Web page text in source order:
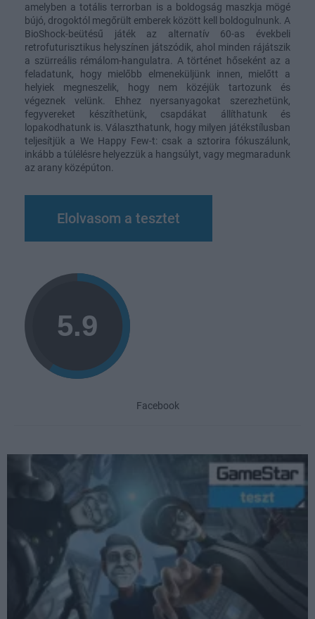
amelyben a totális terrorban is a boldogság maszkja mögé
bújó, drogoktól megőrült emberek között kell boldogulnunk. A
BioShock-beütésű játék az alternatív 60-as évekbeli
retrofuturisztikus helyszínen játszódik, ahol minden rájátszik
a szürreális rémálom-hangulatra. A történet hőseként az a
feladatunk, hogy mielőbb elmeneküljünk innen, mielőtt a
helyiek megneszelik, hogy nem közéjük tartozunk és
végeznek velünk. Ehhez nyersanyagokat szerezhetünk,
fegyvereket készíthetünk, csapdákat állíthatunk és
lopakodhatunk is. Választhatunk, hogy milyen játékstílusban
teljesítjük a We Happy Few-t: csak a sztorira fókuszálunk,
inkább a túlélésre helyezzük a hangsúlyt, vagy megmaradunk
az arany középúton.
Elolvasom a tesztet
Facebook